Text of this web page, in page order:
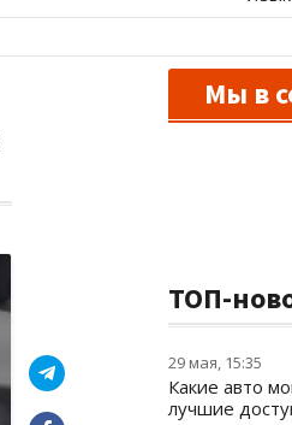
Мы в
ТОП-
29 мая, 15:35
Какие авто
лучшие